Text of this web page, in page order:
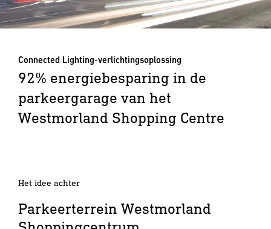
Connected Lighting-verlichtingsoplossing
92% energiebesparing in de
parkeergarage van het
Westmorland Shopping Centre
Het idee achter
Parkeerterrein Westmorland